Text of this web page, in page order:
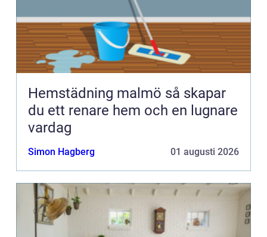
Hemstädning malmö så skapar
du ett renare hem och en lugnare
vardag
Simon Hagberg 01 augusti 2026